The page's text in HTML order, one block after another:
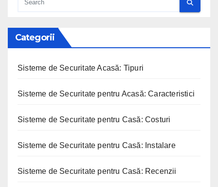
Categorii
Sisteme de Securitate Acasă: Tipuri
Sisteme de Securitate pentru Acasă: Caracteristici
Sisteme de Securitate pentru Casă: Costuri
Sisteme de Securitate pentru Casă: Instalare
Sisteme de Securitate pentru Casă: Recenzii